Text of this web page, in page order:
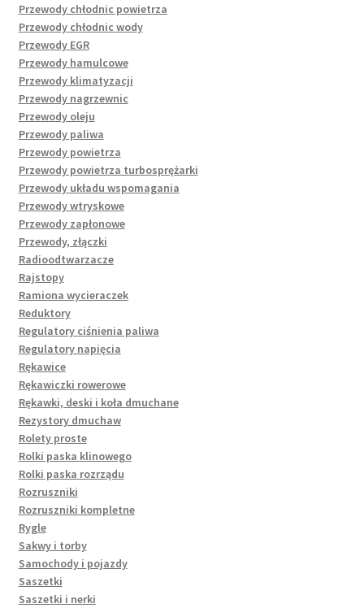
Przewody chłodnic powietrza
Przewody chłodnic wody
Przewody EGR
Przewody hamulcowe
Przewody klimatyzacji
Przewody nagrzewnic
Przewody oleju
Przewody paliwa
Przewody powietrza
Przewody powietrza turbosprężarki
Przewody układu wspomagania
Przewody wtryskowe
Przewody zapłonowe
Przewody, złączki
Radioodtwarzacze
Rajstopy
Ramiona wycieraczek
Reduktory
Regulatory ciśnienia paliwa
Regulatory napięcia
Rękawice
Rękawiczki rowerowe
Rękawki, deski i koła dmuchane
Rezystory dmuchaw
Rolety proste
Rolki paska klinowego
Rolki paska rozrządu
Rozruszniki
Rozruszniki kompletne
Rygle
Sakwy i torby
Samochody i pojazdy
Saszetki
Saszetki i nerki